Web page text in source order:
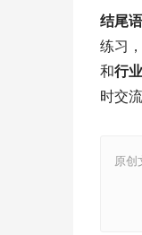
结尾
练习
和行
时交
原创